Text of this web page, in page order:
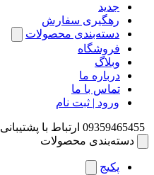
جدید
رهگیری سفارش
دسته‌بندی محصولات
فروشگاه
وبلاگ
درباره ما
تماس با ما
ورود | ثبت نام
09359465455 ارتباط با پشتیبانی
دسته‌بندی محصولات
پکیج